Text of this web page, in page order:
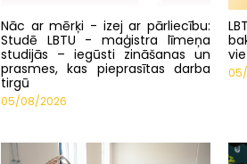
Nāc ar mērķi - izej ar pārliecību:
Studē LBTU - maģistra līmeņa
studijās – iegūsti zināšanas un
prasmes, kas pieprasītas darba
tirgū
05/08/2026